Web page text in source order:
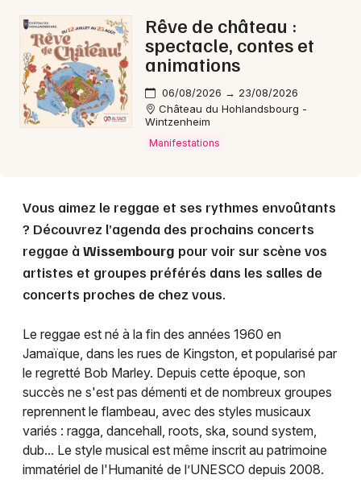
Choisir mes départements
Mon email
Je m'abonne
Rêve de château :
spectacle, contes et
animations
06/08/2026 → 23/08/2026
Château du Hohlandsbourg -
Wintzenheim
Manifestations
Vous aimez le reggae et ses rythmes envoûtants
? Découvrez l’agenda des prochains concerts
reggae à Wissembourg pour voir sur scène vos
artistes et groupes préférés dans les salles de
concerts proches de chez vous.
Le reggae est né à la fin des années 1960 en
Jamaïque, dans les rues de Kingston, et popularisé par
le regretté Bob Marley. Depuis cette époque, son
succès ne s'est pas démenti et de nombreux groupes
reprennent le flambeau, avec des styles musicaux
variés : ragga, dancehall, roots, ska, sound system,
dub... Le style musical est même inscrit au patrimoine
immatériel de l'Humanité de l’UNESCO depuis 2008.